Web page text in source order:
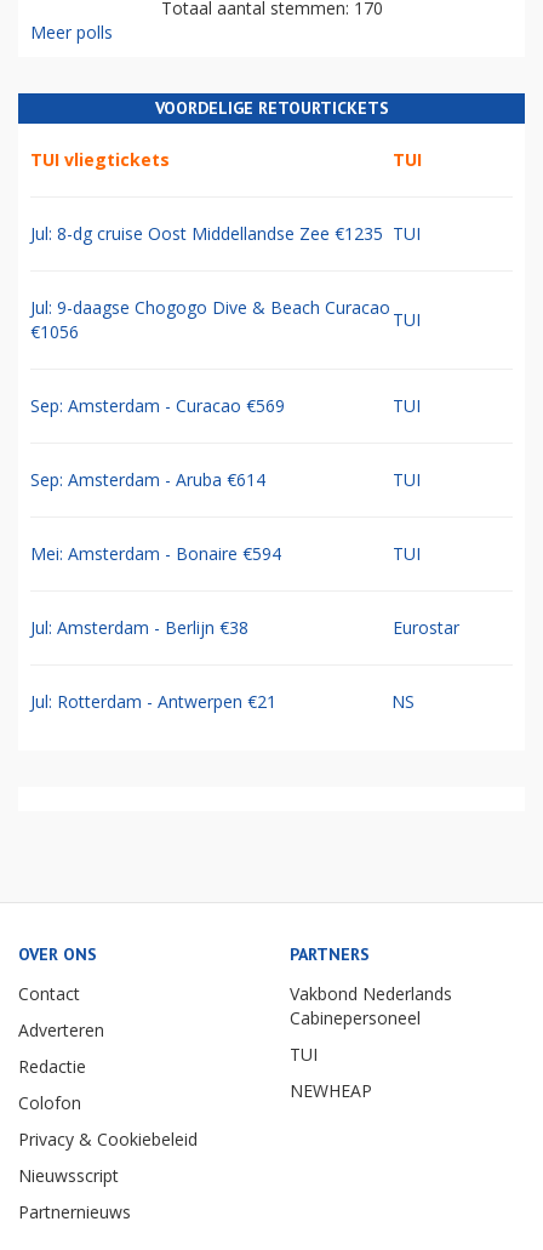
Totaal aantal stemmen: 170
Meer polls
VOORDELIGE RETOURTICKETS
TUI vliegtickets TUI
Jul: 8-dg cruise Oost Middellandse Zee €1235 TUI
Jul: 9-daagse Chogogo Dive & Beach Curacao
€1056
TUI
Sep: Amsterdam - Curacao €569 TUI
Sep: Amsterdam - Aruba €614 TUI
Mei: Amsterdam - Bonaire €594 TUI
Jul: Amsterdam - Berlijn €38 Eurostar
Jul: Rotterdam - Antwerpen €21 NS
OVER ONS
Contact
Adverteren
Redactie
Colofon
Privacy & Cookiebeleid
Nieuwsscript
Partnernieuws
PARTNERS
Vakbond Nederlands
Cabinepersoneel
TUI
NEWHEAP